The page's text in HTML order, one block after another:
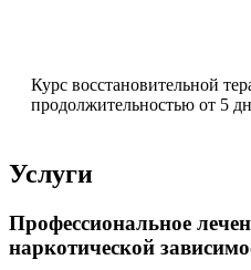
Курс восстановительной
продолжительностью от 5
Услуги
Профессиональное
наркотической